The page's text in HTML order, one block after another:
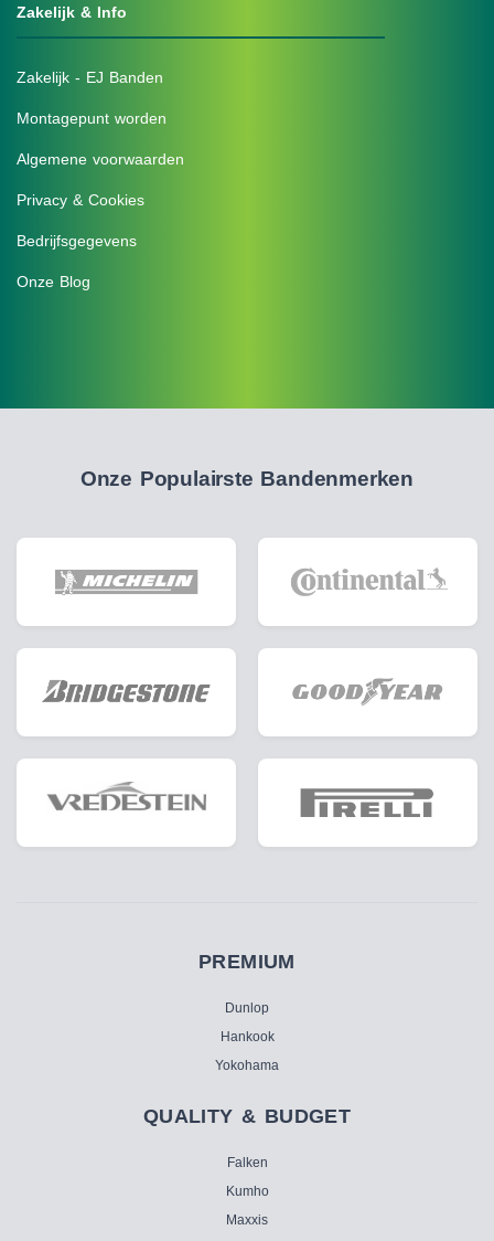
Zakelijk & Info
Zakelijk - EJ Banden
Montagepunt worden
Algemene voorwaarden
Privacy & Cookies
Bedrijfsgegevens
Onze Blog
Onze Populairste Bandenmerken
PREMIUM
Dunlop
Hankook
Yokohama
QUALITY & BUDGET
Falken
Kumho
Maxxis